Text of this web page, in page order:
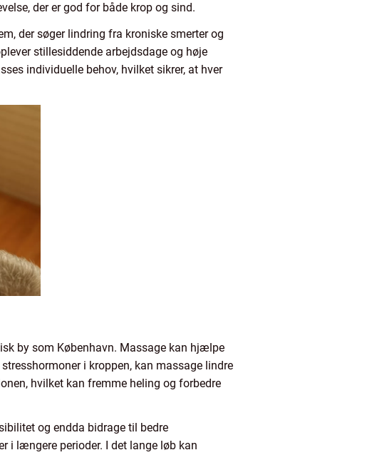
der er god for både krop og sind.
der søger lindring fra kroniske smerter og
stillesiddende arbejdsdage og høje
individuelle behov, hvilket sikrer, at hver
by som København. Massage kan hjælpe
i kroppen, kan massage lindre
hvilket kan fremme heling og forbedre
og endda bidrage til bedre
i længere perioder. I det lange løb kan